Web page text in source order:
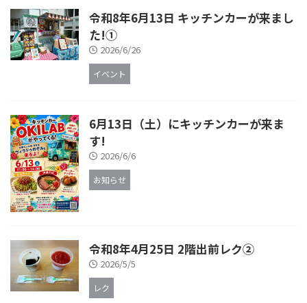
令和8年6月13日 キッチンカーが来まし
た!①
2026/6/26
イベント
6月13日（土）にキッチンカーが来ま
す!
2026/6/6
お知らせ
令和8年4月25日 2階出前レク②
2026/5/5
レク